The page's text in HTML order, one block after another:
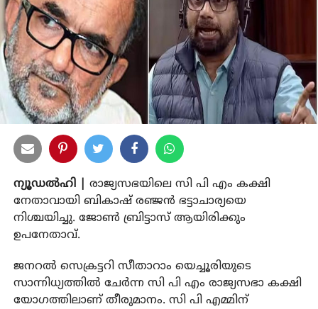
ന്യൂഡല്‍ഹി |
രാജ്യസഭയിലെ സി പി എം കക്ഷി
നേതാവായി ബികാഷ് രഞ്ജന്‍ ഭട്ടാചാര്യയെ
നിശ്ചയിച്ചു. ജോണ്‍ ബ്രിട്ടാസ് ആയിരിക്കും
ഉപനേതാവ്.
ജനറല്‍ സെക്രട്ടറി സീതാറാം യെച്ചൂരിയുടെ
സാന്നിധ്യത്തില്‍ ചേര്‍ന്ന സി പി എം രാജ്യസഭാ കക്ഷി
യോഗത്തിലാണ് തീരുമാനം. സി പി എമ്മിന്